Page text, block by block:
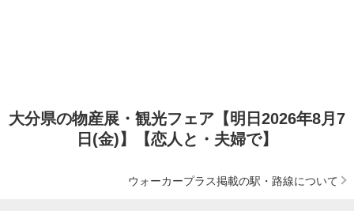
大分県の物産展・観光フェア【明日2026年8月7
日(金)】【恋人と・夫婦で】
ウォーカープラス掲載の駅・路線について